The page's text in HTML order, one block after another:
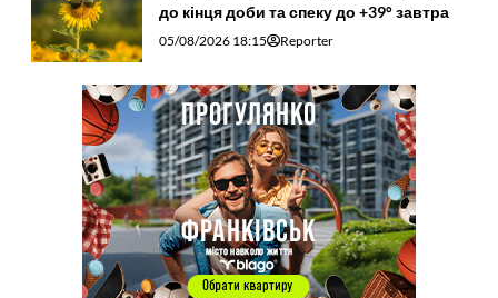
до кінця доби та спеку до +39° завтра
05/08/2026 18:15 Reporter